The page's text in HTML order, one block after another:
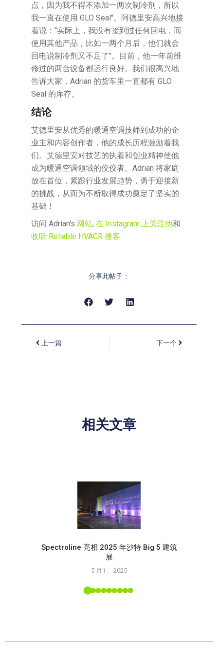
点，因为我不得不添加一两次制冷剂，所以
我一直在使用 GLO Seal"。阿德里安高兴地接
着说："实际上，我没有接到过任何回电，而
使用其他产品，比如一两个月后，他们就会
回电说制冷剂又不足了"。目前，他一年前维
修过的两台设备都运行良好。我们很高兴地
告诉大家，Adrian 的货车里一直都有 GLO
Seal 的库存。
结论
艾德里安从优秀的暖通空调技师到成功的企
业主和内容创作者，他的成长历程激励着我
们。艾德里安对技艺的执着和创业精神使他
成为暖通空调领域的佼佼者。Adrian 将家庭
放在首位，紧跟行业发展趋势，勇于迎接新
的挑战，从而为不断取得成功奠定了坚实的
基础！
访问 Adrian's 网站,在 Instagram 上关注他和
收听 Reliable HVACR 播客.
分享此帖子：
上一篇 下一个
相关文章
Spectroline 亮相 2025 年沙特 Big 5 建筑
展
5 月1 、2025